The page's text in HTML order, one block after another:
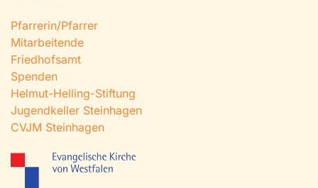
Pfarrerin/Pfarrer
Mitarbeitende
Friedhofsamt
Spenden
Helmut-Helling-Stiftung
Jugendkeller Steinhagen
CVJM Steinhagen